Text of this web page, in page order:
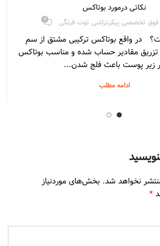
نکاتی درمورد بوتاکس
تخصصی پیکرتراشی توت فرنگی 0
در واقع بوتاکس ترکیبی مشتق از سم
تزریق مقادیر حساب شده و مناسب بوتاکس
زیر پوست باعث فلج شدن...
ادامه مطلب
نخواهد شد. بخش‌های موردنیاز
*